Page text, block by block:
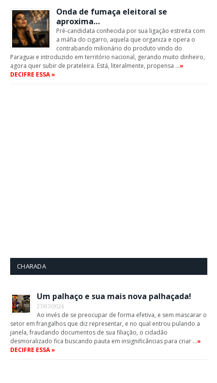
Onda de fumaça eleitoral se
aproxima…
Pré-candidata conhecida por sua ligação estreita com
a máfia do cigarro, aquela que organiza e opera o
contrabando milionário do produto vindo do
Paraguai e introduzido em território nacional, gerando muito dinheiro,
agora quer subir de prateleira. Está, literalmente, propensa …»
DECIFRE ESSA »
CHARADA
Um palhaço e sua mais nova palhaçada!
27/07/2026
Ao invés de se preocupar de forma efetiva, e sem mascarar o
setor em frangalhos que diz representar, e no qual entrou pulando a
janela, fraudando documentos de sua filiação, o cidadão
desmoralizado fica buscando pauta em insignificâncias para criar …»
DECIFRE ESSA »